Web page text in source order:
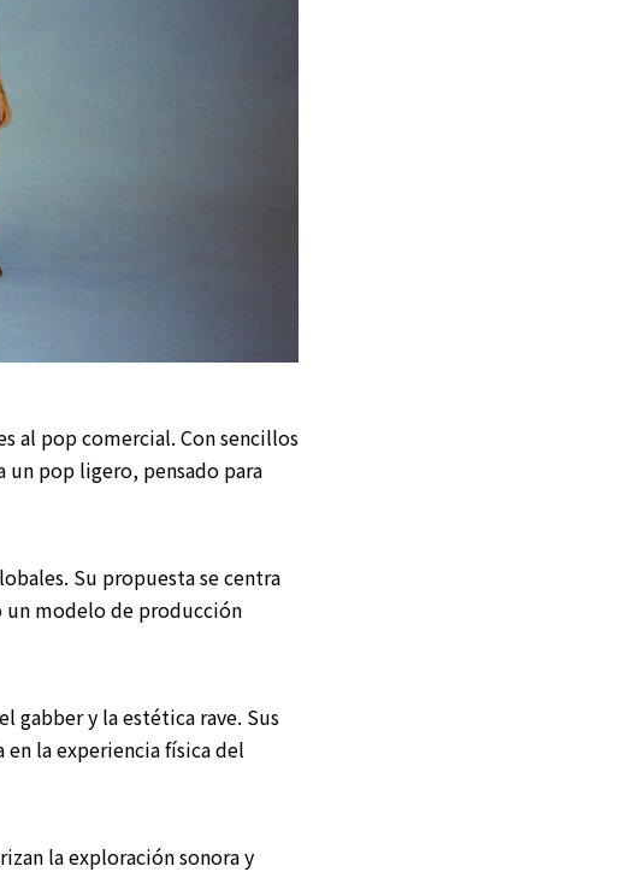
al pop comercial. Con sencillos
un pop ligero, pensado para
Su propuesta se centra
un modelo de producción
gabber y la estética rave. Sus
en la experiencia física del
la exploración sonora y